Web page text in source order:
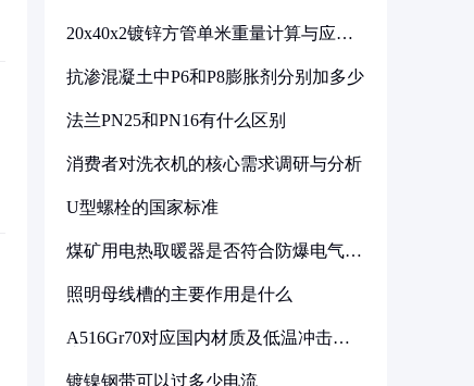
20x40x2镀锌方管单米重量计算与应用
抗渗混凝土中P6和P8膨胀剂分别加多少
法兰PN25和PN16有什么区别
消费者对洗衣机的核心需求调研与分析
U型螺栓的国家标准
煤矿用电热取暖器是否符合防爆电气设
照明母线槽的主要作用是什么
A516Gr70对应国内材质及低温冲击要
镀镍钢带可以过多少电流